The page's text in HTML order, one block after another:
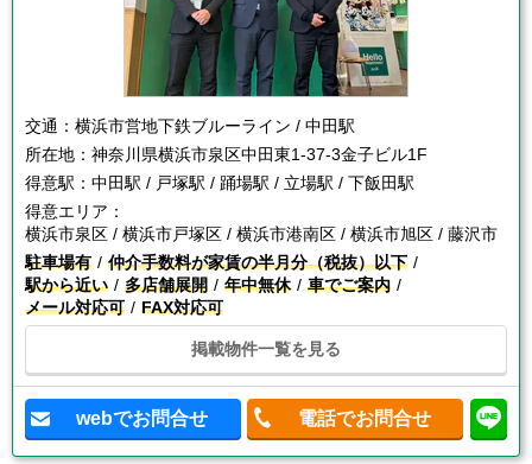
交通： 横浜市営地下鉄ブルーライン / 中田駅
所在地： 神奈川県横浜市泉区中田東1-37-3金子ビル1F
得意駅： 中田駅 / 戸塚駅 / 踊場駅 / 立場駅 / 下飯田駅
得意エリア：
横浜市泉区 / 横浜市戸塚区 / 横浜市港南区 / 横浜市旭区 / 藤沢市
駐車場有
仲介手数料が家賃の半月分（税抜）以下
駅から近い
多店舗展開 年中無休
車でご案内
メール対応可
FAX対応可
掲載物件一覧を見る
webでお問合せ 電話でお問合せ